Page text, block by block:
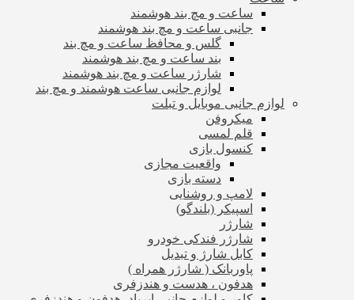
ساعت و مچ بند هوشمند
جانبی ساعت و مچ بند هوشمند
گلس و محافظ ساعت و مچ بند
بند ساعت و مچ بند هوشمند
شارژر ساعت و مچ بند هوشمند
لوازم جانبی ساعت هوشمند و مچ بند
لوازم جانبی موبایل و تبلت
میکروفن
قلم لمسی
کنسول بازی
واقعیت مجازی
دسته بازی
لامپ و روشنایی
اسپیکر (بلندگو)
شارژر
شارژر فندکی خودرو
کابل شارژ و تبدیل
پاوربانک ( شارژر همراه )
هدفون ، هدست و هندزفری